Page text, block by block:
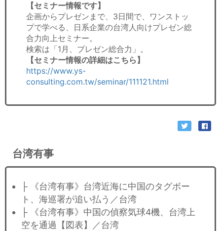
【セミナー情報です】
企画からプレゼンまで、3日間で、ワンストッ
プで学べる、日系企業の台湾人向けプレゼン総
合力向上セミナー。
検索は「1月、プレゼン総合力」。
【セミナー情報の詳細はこちら】
https://www.ys-
consulting.com.tw/seminar/111121.html
台湾有事
├ 《台湾有事》台湾近海に中国のタグボー
ト、海巡署が追い払う／台湾
├ 《台湾有事》中国の偵察気球4機、台湾上
空を通過【図表】／台湾